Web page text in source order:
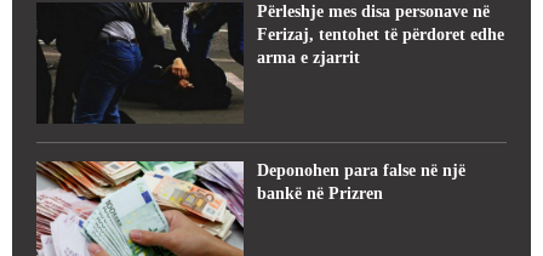
Përleshje mes disa personave në
Ferizaj, tentohet të përdoret edhe
arma e zjarrit
Deponohen para false në një
bankë në Prizren